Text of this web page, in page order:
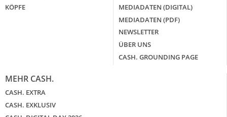
KÖPFE
MEDIADATEN (DIGITAL)
MEDIADATEN (PDF)
NEWSLETTER
ÜBER UNS
CASH. GROUNDING PAGE
MEHR CASH.
CASH. EXTRA
CASH. EXKLUSIV